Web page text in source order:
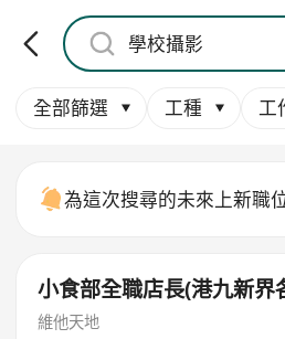
全部篩選 工種 工
為這次搜尋的未來上新職
小食部全職店長(港九新界
維他天地